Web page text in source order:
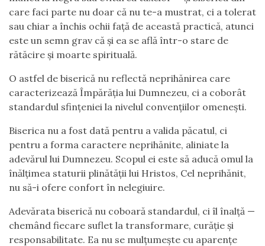
care faci parte nu doar că nu te-a mustrat, ci a tolerat
sau chiar a închis ochii față de această practică, atunci
este un semn grav că și ea se află într-o stare de
rătăcire și moarte spirituală.
O astfel de biserică nu reflectă neprihănirea care
caracterizează Împărăția lui Dumnezeu, ci a coborât
standardul sfințeniei la nivelul convențiilor omenești.
Biserica nu a fost dată pentru a valida păcatul, ci
pentru a forma caractere neprihănite, aliniate la
adevărul lui Dumnezeu. Scopul ei este să aducă omul la
înălțimea staturii plinătății lui Hristos, Cel neprihănit,
nu să-i ofere confort în nelegiuire.
Adevărata biserică nu coboară standardul, ci îl înalță —
chemând fiecare suflet la transformare, curăție și
responsabilitate. Ea nu se mulțumește cu aparențe